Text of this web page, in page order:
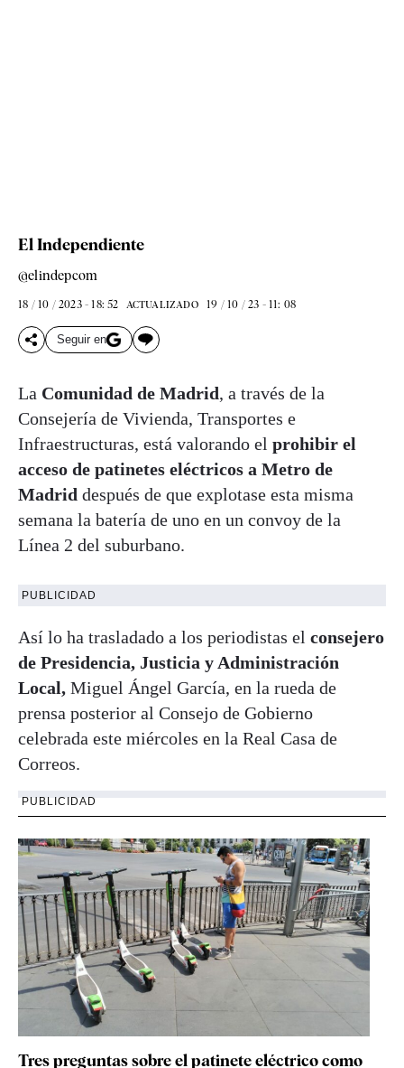
El Independiente
@elindepcom
18 / 10 / 2023 - 18: 52 ACTUALIZADO 19 / 10 / 23 - 11: 08
Seguir en
La Comunidad de Madrid, a través de la
Consejería de Vivienda, Transportes e
Infraestructuras, está valorando el prohibir el
acceso de patinetes eléctricos a Metro de
Madrid después de que explotase esta misma
semana la batería de uno en un convoy de la
Línea 2 del suburbano.
PUBLICIDAD
Así lo ha trasladado a los periodistas el consejero
de Presidencia, Justicia y Administración
Local, Miguel Ángel García, en la rueda de
prensa posterior al Consejo de Gobierno
celebrada este miércoles en la Real Casa de
Correos.
PUBLICIDAD
Tres preguntas sobre el patinete eléctrico como